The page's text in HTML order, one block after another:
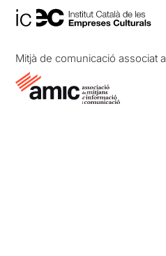
Mitjà de comunicació associat a